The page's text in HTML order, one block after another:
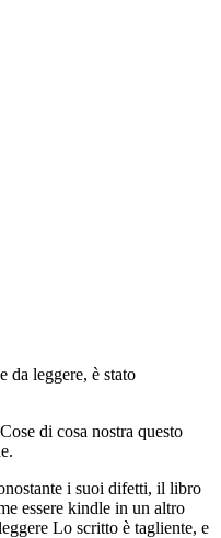
da leggere, è stato
di cosa nostra questo
i suoi difetti, il libro
essere kindle in un altro
Lo scritto è tagliente, e